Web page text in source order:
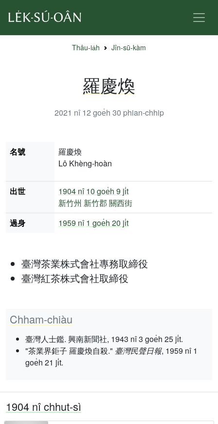
Thâu-ia̍h Jîn-sū-kàm
羅慶煥
2021 nî 12 goe̍h 30 phian-chhip
臺灣茶業株式會社專務取締役
臺灣紅茶株式會社取締役
Chham-chiàu
臺灣人士鑑. 興南新聞社, 1943 nî 3 goe̍h 25 ji̍t.
"茶業界鉅子 羅慶煥自殺." 臺灣民聲日報, 1959 nî 1
goe̍h 21 ji̍t.
名號
羅慶煥
Lô Khèng-hoàn
出世 1904 nî 10 goe̍h 9 ji̍t
新竹州 新竹郡 關西街
過身
1959 nî 1 goe̍h 20 ji̍t
1904 nî chhut-sì